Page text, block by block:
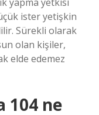
ister yetişkin
Sürekli olarak
olan kişiler,
elde edemez
104 ne